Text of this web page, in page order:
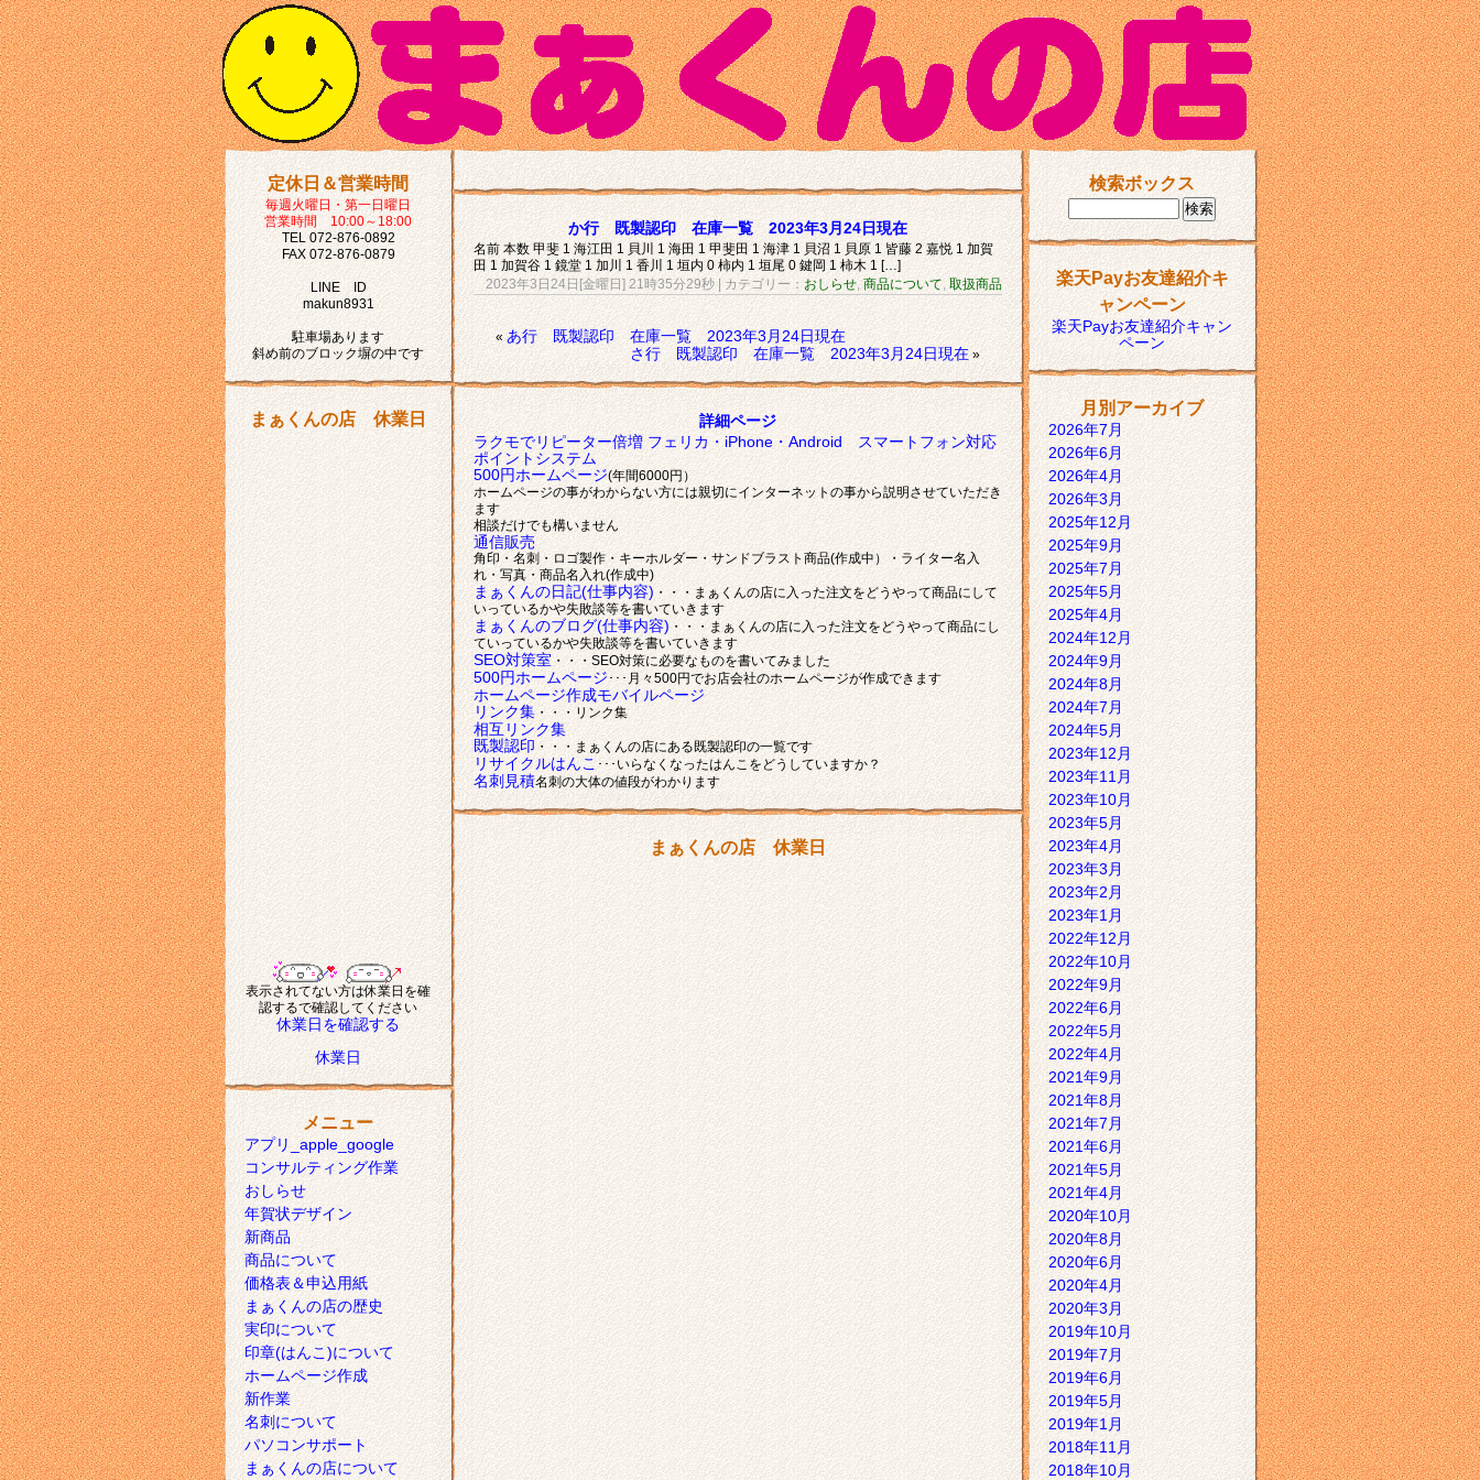
定休日＆営業時間
毎週火曜日・第一日曜日
営業時間 10:00～18:00
TEL 072-876-0892
FAX 072-876-0879
LINE ID
makun8931
駐車場あります
斜め前のブロック塀の中です
まぁくんの店 休業日
表示されてない方は休業日を確
認するで確認してください
休業日を確認する
休業日
メニュー
アプリ_apple_google
コンサルティング作業
おしらせ
年賀状デザイン
新商品
商品について
価格表＆申込用紙
まぁくんの店の歴史
実印について
印章(はんこ)について
ホームページ作成
新作業
名刺について
パソコンサポート
まぁくんの店について
か行 既製認印 在庫一覧 2023年3月24日現在
名前 本数 甲斐 1 海江田 1 貝川 1 海田 1 甲斐田 1 海津 1 貝沼 1 貝原 1 皆藤 2 嘉悦 1 加賀
田 1 加賀谷 1 鏡堂 1 加川 1 香川 1 垣内 0 柿内 1 垣尾 0 鍵岡 1 柿木 1 […]
2023年3日24日[金曜日] 21時35分29秒| カテゴリー： おしらせ,商品について,取扱商品
«あ行 既製認印 在庫一覧 2023年3月24日現在
さ行 既製認印 在庫一覧 2023年3月24日現在»
詳細ページ
ラクモでリピーター倍増 フェリカ・iPhone・Android スマートフォン対応
ポイントシステム
500円ホームページ(年間6000円）
ホームページの事がわからない方には親切にインターネットの事から説明させていただき
ます
相談だけでも構いません
通信販売
角印・名刺・ロゴ製作・キーホルダー・サンドブラスト商品(作成中）・ライター名入
れ・写真・商品名入れ(作成中)
まぁくんの日記(仕事内容) ・・・まぁくんの店に入った注文をどうやって商品にして
いっているかや失敗談等を書いていきます
まぁくんのブログ(仕事内容)・・・まぁくんの店に入った注文をどうやって商品にし
ていっているかや失敗談等を書いていきます
SEO対策室 ・・・SEO対策に必要なものを書いてみました
500円ホームページ･･･月々500円でお店会社のホームページが作成できます
ホームページ作成モバイルページ
リンク集・・・リンク集
相互リンク集
既製認印・・・まぁくんの店にある既製認印の一覧です
リサイクルはんこ･･･いらなくなったはんこをどうしていますか？
名刺見積名刺の大体の値段がわかります
まぁくんの店 休業日
検索ボックス
楽天Payお友達紹介キ
ャンペーン
楽天Payお友達紹介キャン
ペーン
月別アーカイブ
2026年7月
2026年6月
2026年4月
2026年3月
2025年12月
2025年9月
2025年7月
2025年5月
2025年4月
2024年12月
2024年9月
2024年8月
2024年7月
2024年5月
2023年12月
2023年11月
2023年10月
2023年5月
2023年4月
2023年3月
2023年2月
2023年1月
2022年12月
2022年10月
2022年9月
2022年6月
2022年5月
2022年4月
2021年9月
2021年8月
2021年7月
2021年6月
2021年5月
2021年4月
2020年10月
2020年8月
2020年6月
2020年4月
2020年3月
2019年10月
2019年7月
2019年6月
2019年5月
2019年1月
2018年11月
2018年10月